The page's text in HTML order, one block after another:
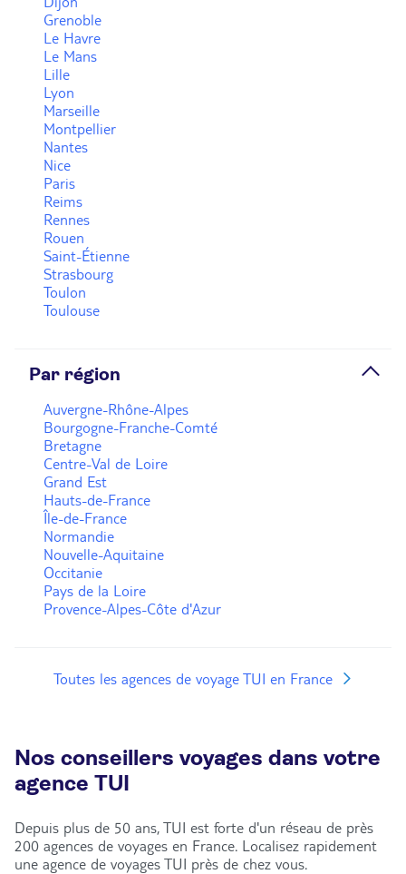
Grenoble
Le Havre
Le Mans
Lille
Lyon
Marseille
Montpellier
Nantes
Nice
Paris
Reims
Rennes
Rouen
Saint-Étienne
Strasbourg
Toulon
Toulouse
Par région
Auvergne-Rhône-Alpes
Bourgogne-Franche-Comté
Bretagne
Centre-Val de Loire
Grand Est
Hauts-de-France
Île-de-France
Normandie
Nouvelle-Aquitaine
Occitanie
Pays de la Loire
Provence-Alpes-Côte d'Azur
Toutes les agences de voyage TUI en France
Nos conseillers voyages dans votre
agence TUI
Depuis plus de 50 ans, TUI est forte d'un réseau de près
200 agences de voyages en France. Localisez rapidement
une agence de voyages TUI près de chez vous.